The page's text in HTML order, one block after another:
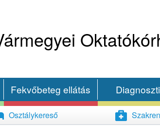
Fekvőbeteg ellátás
Osztálykereső